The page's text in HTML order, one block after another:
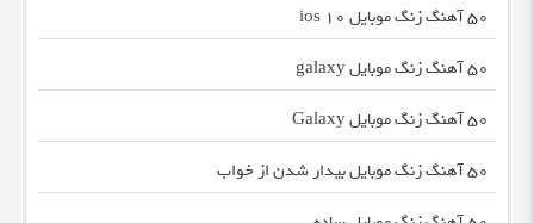
50 آهنگ زنگ موبایل ios 10
50 آهنگ زنگ موبایل galaxy
50 آهنگ زنگ موبایل Galaxy
50 آهنگ زنگ موبایل بیدار شدن از خواب